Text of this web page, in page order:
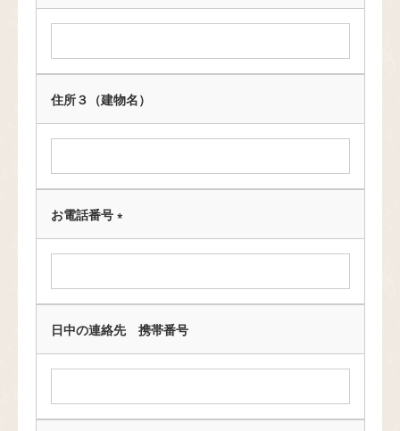
(
必
)
住所３（建物名）
お電話番号
(
必
)
日中の連絡先 携帯番号